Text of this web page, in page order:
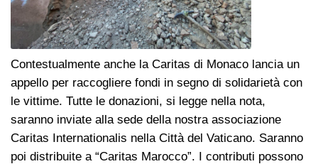
Contestualmente anche la Caritas di Monaco lancia un
appello per raccogliere fondi in segno di solidarietà con
le vittime. Tutte le donazioni, si legge nella nota,
saranno inviate alla sede della nostra associazione
Caritas Internationalis nella Città del Vaticano. Saranno
poi distribuite a “Caritas Marocco”. I contributi possono